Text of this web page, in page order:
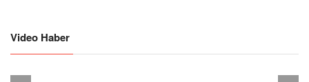
Video Haber